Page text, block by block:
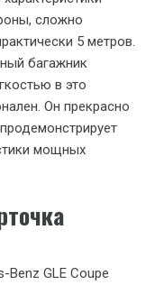
сложно
5 метров.
багажник
в это
Он прекрасно
мощных
Benz GLE Coupe